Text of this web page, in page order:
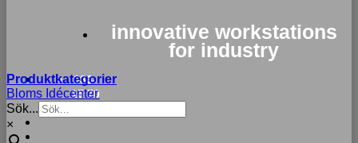
innovative workstations
for industry
033-
15 70
Produktkategorier
Bloms Idécenter
Sök...
×